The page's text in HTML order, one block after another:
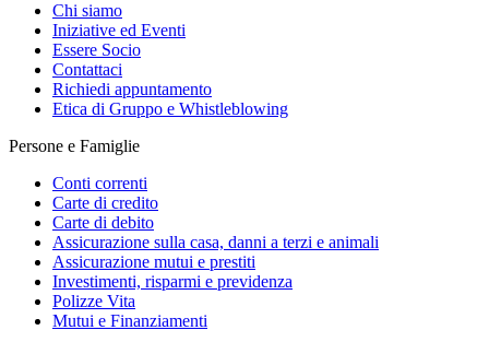
Chi siamo
Iniziative ed Eventi
Essere Socio
Contattaci
Richiedi appuntamento
Etica di Gruppo e Whistleblowing
Persone e Famiglie
Conti correnti
Carte di credito
Carte di debito
Assicurazione sulla casa, danni a terzi e animali
Assicurazione mutui e prestiti
Investimenti, risparmi e previdenza
Polizze Vita
Mutui e Finanziamenti